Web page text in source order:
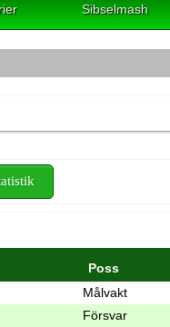
Sibselmash
Poss
Målvakt
Försvar